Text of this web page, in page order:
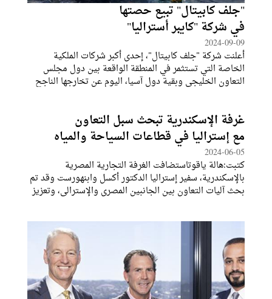
"جلف كابيتال" تبيع حصتها
في شركة "كايبر أستراليا"
2024-09-09
أعلنت شركة "جلف كابيتال"، إحدى أكبر شركات الملكية
الخاصة التي تستثمر في المنطقة الواقعة بين دول مجلس
التعاون الخليجي وبقية دول آسيا، اليوم عن تخارجها الناجح
غرفة الإسكندرية تبحث سبل التعاون
مع إستراليا في قطاعات السياحة والمياه
2024-06-05
كتبت:هالة ياقوتاستضافت الغرفة التجارية المصرية
بالإسكندرية، سفير إستراليا الدكتور أكسل وابنهورست وقد تم
بحث آليات التعاون بين الجانبين المصري والإسترالي، وتعزيز